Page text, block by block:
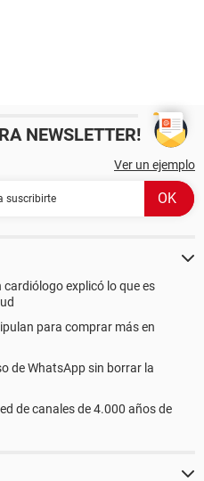
NEWSLETTER!
Ver un ejemplo
cardiólogo explicó lo que es
para comprar más en
de WhatsApp sin borrar la
de canales de 4.000 años de